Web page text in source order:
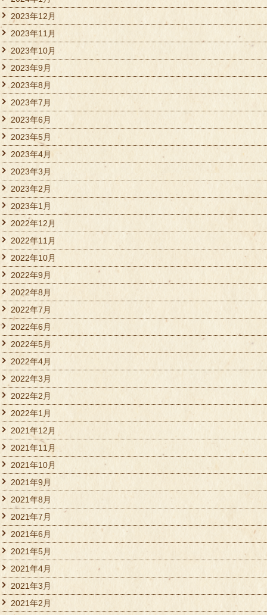
2023年12月
2023年11月
2023年10月
2023年9月
2023年8月
2023年7月
2023年6月
2023年5月
2023年4月
2023年3月
2023年2月
2023年1月
2022年12月
2022年11月
2022年10月
2022年9月
2022年8月
2022年7月
2022年6月
2022年5月
2022年4月
2022年3月
2022年2月
2022年1月
2021年12月
2021年11月
2021年10月
2021年9月
2021年8月
2021年7月
2021年6月
2021年5月
2021年4月
2021年3月
2021年2月